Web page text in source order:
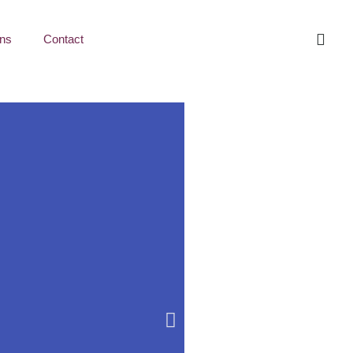
Contact